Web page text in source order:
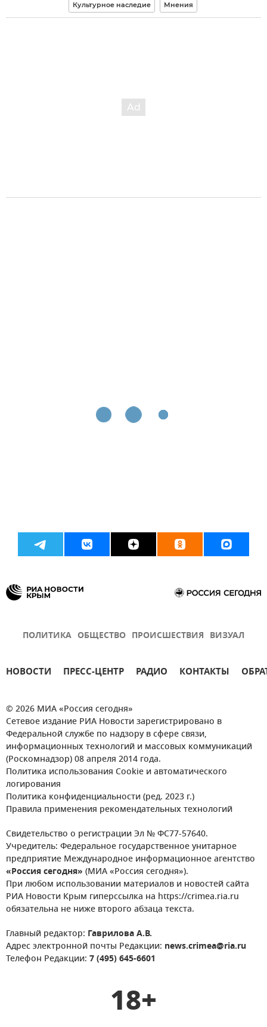
Культурное наследие Мнения
ПОЛИТИКА ОБЩЕСТВО ПРОИСШЕСТВИЯ ВИЗУАЛ
НОВОСТИ ПРЕСС-ЦЕНТР РАДИО КОНТАКТЫ
© 2026 МИА «Россия сегодня»
Сетевое издание РИА Новости зарегистрировано в
Федеральной службе по надзору в сфере связи,
информационных технологий и массовых коммуникаций
(Роскомнадзор) 08 апреля 2014 года.
Политика использования Cookie и автоматического
логирования
Политика конфиденциальности (ред. 2023 г.)
Правила применения рекомендательных технологий
Свидетельство о регистрации Эл № ФС77-57640.
Учредитель: Федеральное государственное унитарное
предприятие Международное информационное агентство
«Россия сегодня» (МИА «Россия сегодня»).
При любом использовании материалов и новостей сайта
РИА Новости Крым гиперссылка на https://crimea.ria.ru
обязательна не ниже второго абзаца текста.
Главный редактор: Гаврилова А.В.
Адрес электронной почты Редакции: news.crimea@ria.ru
Телефон Редакции: 7 (495) 645-6601
18+